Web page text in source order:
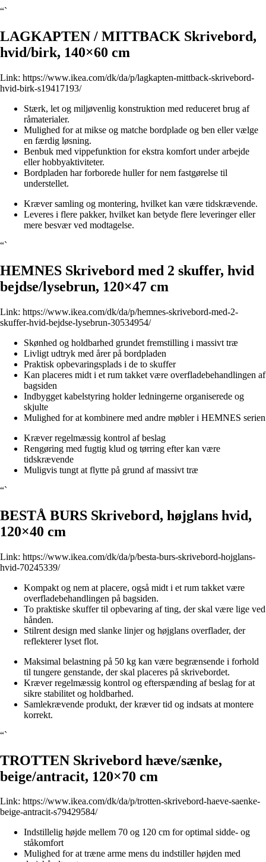
“`
LAGKAPTEN / MITTBACK Skrivebord,
hvid/birk, 140×60 cm
Link: https://www.ikea.com/dk/da/p/lagkapten-mittback-skrivebord-
hvid-birk-s19417193/
Stærk, let og miljøvenlig konstruktion med reduceret brug af
råmaterialer.
Mulighed for at mikse og matche bordplade og ben eller vælge
en færdig løsning.
Benbuk med vippefunktion for ekstra komfort under arbejde
eller hobbyaktiviteter.
Bordpladen har forborede huller for nem fastgørelse til
understellet.
Kræver samling og montering, hvilket kan være tidskrævende.
Leveres i flere pakker, hvilket kan betyde flere leveringer eller
mere besvær ved modtagelse.
“`
HEMNES Skrivebord med 2 skuffer, hvid
bejdse/lysebrun, 120×47 cm
Link: https://www.ikea.com/dk/da/p/hemnes-skrivebord-med-2-
skuffer-hvid-bejdse-lysebrun-30534954/
Skønhed og holdbarhed grundet fremstilling i massivt træ
Livligt udtryk med årer på bordpladen
Praktisk opbevaringsplads i de to skuffer
Kan placeres midt i et rum takket være overfladebehandlingen af
bagsiden
Indbygget kabelstyring holder ledningerne organiserede og
skjulte
Mulighed for at kombinere med andre møbler i HEMNES serien
Kræver regelmæssig kontrol af beslag
Rengøring med fugtig klud og tørring efter kan være
tidskrævende
Muligvis tungt at flytte på grund af massivt træ
“`
BESTÅ BURS Skrivebord, højglans hvid,
120×40 cm
Link: https://www.ikea.com/dk/da/p/besta-burs-skrivebord-hojglans-
hvid-70245339/
Kompakt og nem at placere, også midt i et rum takket være
overfladebehandlingen på bagsiden.
To praktiske skuffer til opbevaring af ting, der skal være lige ved
hånden.
Stilrent design med slanke linjer og højglans overflader, der
reflekterer lyset flot.
Maksimal belastning på 50 kg kan være begrænsende i forhold
til tungere genstande, der skal placeres på skrivebordet.
Kræver regelmæssig kontrol og efterspænding af beslag for at
sikre stabilitet og holdbarhed.
Samlekrævende produkt, der kræver tid og indsats at montere
korrekt.
“`
TROTTEN Skrivebord hæve/sænke,
beige/antracit, 120×70 cm
Link: https://www.ikea.com/dk/da/p/trotten-skrivebord-haeve-saenke-
beige-antracit-s79429584/
Indstillelig højde mellem 70 og 120 cm for optimal sidde- og
ståkomfort
Mulighed for at træne arme mens du indstiller højden med